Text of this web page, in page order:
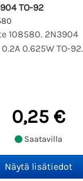
TO-92
108580. 2N3904
0.625W TO-92.
0,25 €
Saatavilla